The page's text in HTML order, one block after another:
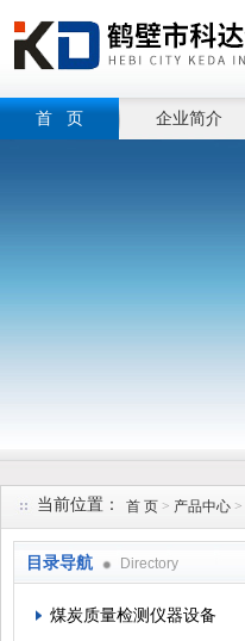
首 页 企业简介
当前位置： 首 页 > 产品中心 >
目录导航 Directory
煤炭质量检测仪器设备